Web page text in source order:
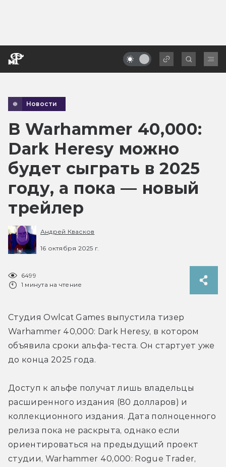
Новости
В Warhammer 40,000:
Dark Heresy можно
будет сыграть в 2025
году, а пока — новый
трейлер
Андрей Квасков
16 октября 2025 г.
6499
1 минута на чтение
Студия Owlcat Games выпустила тизер
Warhammer 40,000: Dark Heresy, в котором
объявила сроки альфа-теста. Он стартует уже
до конца 2025 года.
Доступ к альфе получат лишь владельцы
расширенного издания (80 долларов) и
коллекционного издания. Дата полноценного
релиза пока не раскрыта, однако если
ориентироваться на предыдущий проект
студии, Warhammer 40,000: Rogue Trader,